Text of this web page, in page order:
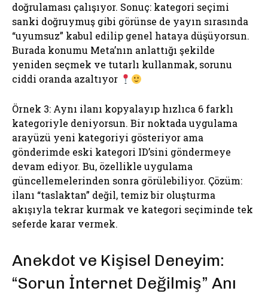
doğrulaması çalışıyor. Sonuç: kategori seçimi
sanki doğruymuş gibi görünse de yayın sırasında
“uyumsuz” kabul edilip genel hataya düşüyorsun.
Burada konumu Meta’nın anlattığı şekilde
yeniden seçmek ve tutarlı kullanmak, sorunu
ciddi oranda azaltıyor
Örnek 3: Aynı ilanı kopyalayıp hızlıca 6 farklı
kategoriyle deniyorsun. Bir noktada uygulama
arayüzü yeni kategoriyi gösteriyor ama
gönderimde eski kategori ID’sini göndermeye
devam ediyor. Bu, özellikle uygulama
güncellemelerinden sonra görülebiliyor. Çözüm:
ilanı “taslaktan” değil, temiz bir oluşturma
akışıyla tekrar kurmak ve kategori seçiminde tek
seferde karar vermek.
Anekdot ve Kişisel Deneyim:
“Sorun İnternet Değilmiş” Anı